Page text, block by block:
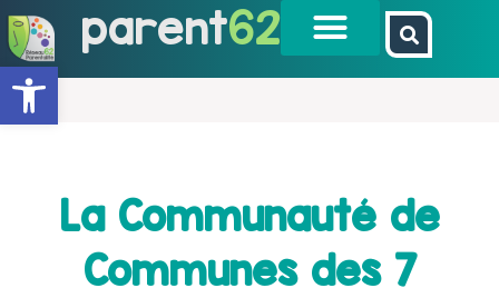
Ouvrir la barre d’outils
parent62
La Communauté de
Communes des 7